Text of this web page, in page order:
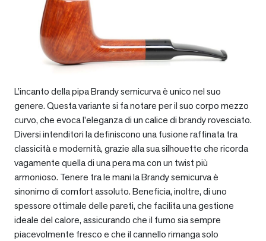
L’incanto della pipa Brandy semicurva è unico nel suo
genere. Questa variante si fa notare per il suo corpo mezzo
curvo, che evoca l’eleganza di un calice di brandy rovesciato.
Diversi intenditori la definiscono una fusione raffinata tra
classicità e modernità, grazie alla sua silhouette che ricorda
vagamente quella di una pera ma con un twist più
armonioso. Tenere tra le mani la Brandy semicurva è
sinonimo di comfort assoluto. Beneficia, inoltre, di uno
spessore ottimale delle pareti, che facilita una gestione
ideale del calore, assicurando che il fumo sia sempre
piacevolmente fresco e che il cannello rimanga solo